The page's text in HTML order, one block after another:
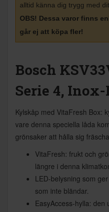
alltid känna dig trygg med
OBS! Dessa varor finns
går ej att köpa fler!
Bosch
Serie 4,
Kylskåp med VitaFresh Box:
vare denna speciella låda
grönsaker att hålla sig
VitaFresh: frukt och
längre i denna
LED-belysning som
som inte bländar.
EasyAccess-hylla: